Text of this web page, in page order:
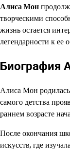
Алиса Мон
творческими
жизнь остается
легендарности к ее
Биография
Алиса Мон
самого детства
раннем возрасте
После окончания
искусств, где